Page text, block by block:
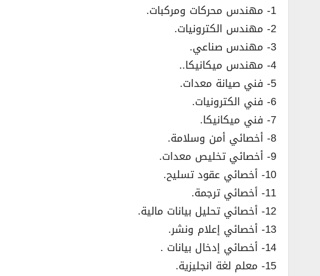
1- مهندس محركات ومركبات.
2- مهندس الكترونيات.
3- مهندس صناعي.
4- مهندس ميكانيكا..
5- فني صيانة معدات.
6- فني الكترونيات.
7- فني ميكانيكا.
8- أخصائي أمن وسلامة.
9- أخصائي تخليص معدات.
10- أخصائي عقود تسليح.
11- أخصائي ترجمة.
12- أخصائي تحليل بيانات مالية.
13- أخصائي إعلام ونشر.
14- أخصائي إدخال بيانات .
15- معلم لغة انجليزية.